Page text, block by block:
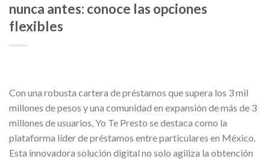
nunca antes: conoce las opciones
flexibles
Con una robusta cartera de préstamos que supera los 3 mil
millones de pesos y una comunidad en expansión de más de 3
millones de usuarios, Yo Te Presto se destaca como la
plataforma líder de préstamos entre particulares en México.
Esta innovadora solución digital no solo agiliza la obtención